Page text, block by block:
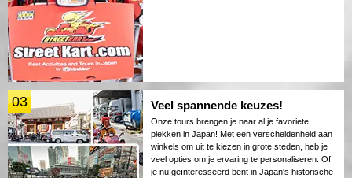
03 Veel spannende keuzes!
Onze tours brengen je naar al je favoriete
plekken in Japan! Met een verscheidenheid aan
winkels om uit te kiezen in grote steden, heb je
veel opties om je ervaring te personaliseren. Of
je nu geïnteresseerd bent in Japan's historische